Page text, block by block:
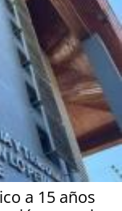
a 15 años